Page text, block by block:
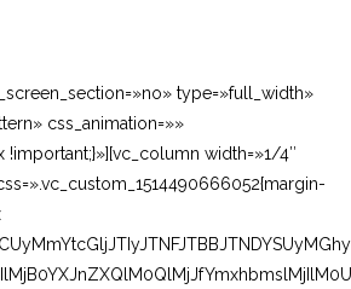
type=»full_width»
css_animation=»»
width=»1/4″